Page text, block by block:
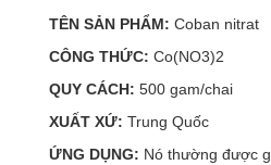
TÊN SẢN PHẨM: Coban nitrat
CÔNG THỨC: Co(NO3)2
QUY CÁCH: 500 gam/chai
XUẤT XỨ: Trung Quốc
ỨNG DỤNG: Nó thường được